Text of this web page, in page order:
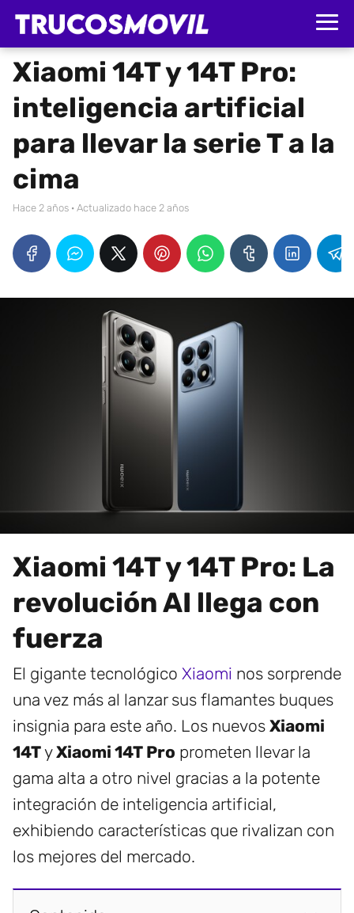
Xiaomi 14T y 14T Pro:
inteligencia artificial
para llevar la serie T a la
cima
hace 2 años · Actualizado hace 2 años
Xiaomi 14T y 14T Pro: La
revolución AI llega con
fuerza
El gigante tecnológico Xiaomi nos sorprende
una vez más al lanzar sus flamantes buques
insignia para este año. Los nuevos Xiaomi
14TyXiaomi 14T Pro prometen llevar la
gama alta a otro nivel gracias a la potente
integración de inteligencia artificial,
exhibiendo características que rivalizan con
los mejores del mercado.